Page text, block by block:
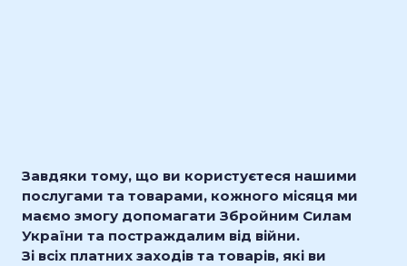
Завдяки тому, що ви користуєтеся нашими
послугами та товарами, кожного місяця ми
маємо змогу допомагати Збройним Силам
України та постраждалим від війни.
Зі всіх платних заходів та товарів, які ви